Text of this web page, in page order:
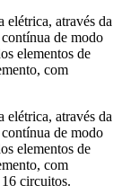
elétrica, através da
de modo
elementos de
com
elétrica, através da
de modo
elementos de
com
circuitos.